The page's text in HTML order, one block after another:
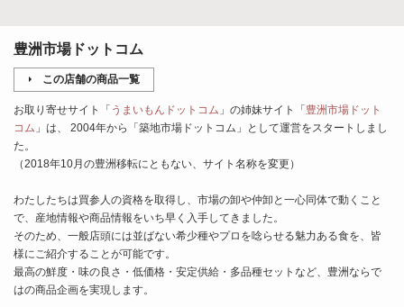
豊洲市場ドットコム
この店舗の商品一覧
お取り寄せサイト「 うまいもんドットコム 」の姉妹サイト「 豊洲市場ドット
コム 」は、 2004年から「築地市場ドットコム」として運営をスタートしまし
た。
（2018年10月の豊洲移転にともない、サイト名称を変更）
わたしたちは買参人の資格を取得し、市場の卸や仲卸と一心同体で動くこと
で、産地情報や商品情報をいち早く入手してきました。
そのため、一般店頭には並ばない希少種やプロを唸らせる魅力ある食を、皆
様にご紹介することが可能です。
最高の鮮度・味の良さ・低価格・安定供給・多品種セットなど、豊洲ならで
はの商品企画を実現します。